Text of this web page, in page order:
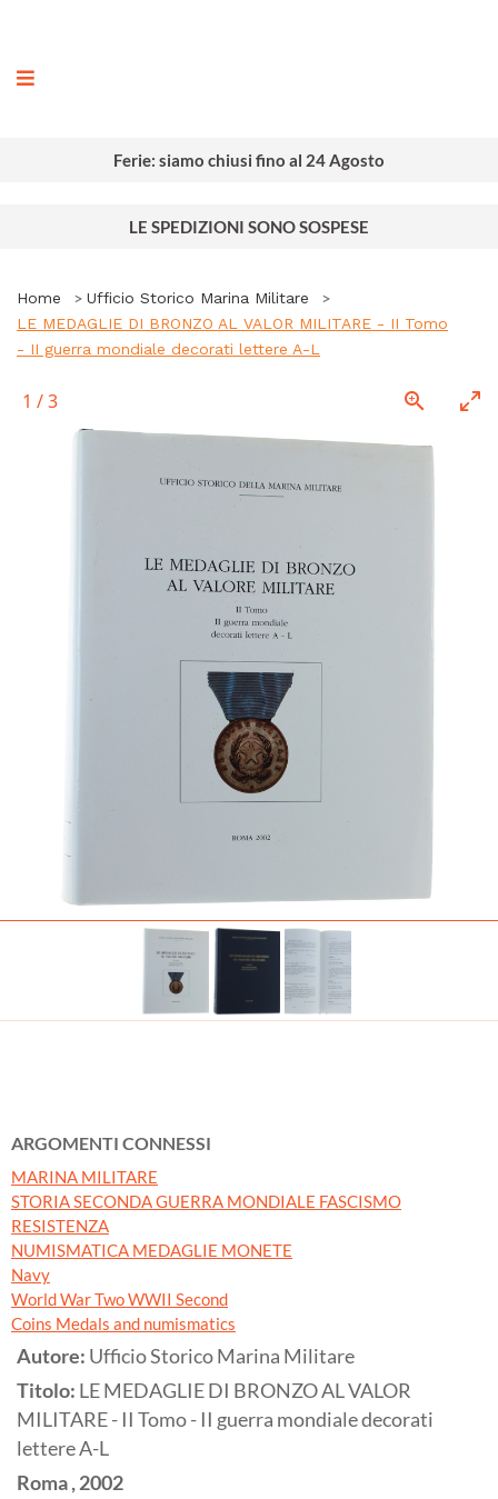
Ferie: siamo chiusi fino al 24 Agosto
LE SPEDIZIONI SONO SOSPESE
Home
Ufficio Storico Marina Militare
LE MEDAGLIE DI BRONZO AL VALOR MILITARE - II Tomo
- II guerra mondiale decorati lettere A-L
1 /3
ARGOMENTI CONNESSI
MARINA MILITARE
STORIA SECONDA GUERRA MONDIALE FASCISMO
RESISTENZA
NUMISMATICA MEDAGLIE MONETE
Navy
World War Two WWII Second
Coins Medals and numismatics
Autore: Ufficio Storico Marina Militare
Titolo: LE MEDAGLIE DI BRONZO AL VALOR
MILITARE - II Tomo - II guerra mondiale decorati
lettere A-L
Roma,2002